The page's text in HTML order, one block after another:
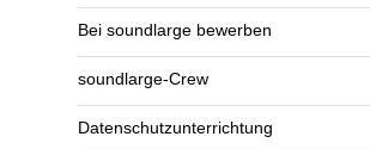
Bei soundlarge bewerben
soundlarge-Crew
Datenschutzunterrichtung